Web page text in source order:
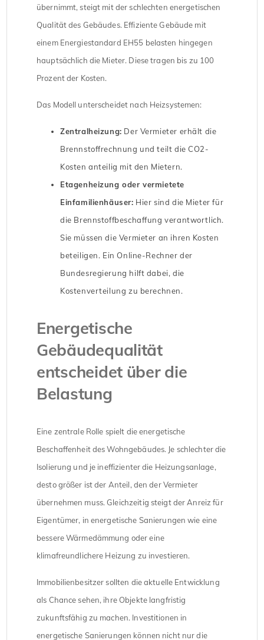
übernimmt, steigt mit der schlechten energetischen
Qualität des Gebäudes. Effiziente Gebäude mit
einem Energiestandard EH55 belasten hingegen
hauptsächlich die Mieter. Diese tragen bis zu 100
Prozent der Kosten.
Das Modell unterscheidet nach Heizsystemen:
Zentralheizung: Der Vermieter erhält die
Brennstoffrechnung und teilt die CO2-
Kosten anteilig mit den Mietern.
Etagenheizung oder vermietete
Einfamilienhäuser: Hier sind die Mieter für
die Brennstoffbeschaffung verantwortlich.
Sie müssen die Vermieter an ihren Kosten
beteiligen. Ein Online-Rechner der
Bundesregierung hilft dabei, die
Kostenverteilung zu berechnen.
Energetische
Gebäudequalität
entscheidet über die
Belastung
Eine zentrale Rolle spielt die energetische
Beschaffenheit des Wohngebäudes. Je schlechter die
Isolierung und je ineffizienter die Heizungsanlage,
desto größer ist der Anteil, den der Vermieter
übernehmen muss. Gleichzeitig steigt der Anreiz für
Eigentümer, in energetische Sanierungen wie eine
bessere Wärmedämmung oder eine
klimafreundlichere Heizung zu investieren.
Immobilienbesitzer sollten die aktuelle Entwicklung
als Chance sehen, ihre Objekte langfristig
zukunftsfähig zu machen. Investitionen in
energetische Sanierungen können nicht nur die